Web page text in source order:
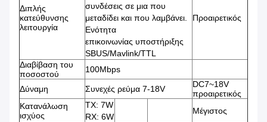
Διπλής
κατεύθυνσης
λειτουργία
συνδέσεις σε μια που
μεταδίδει και που λαμβάνει.
Ενότητα
επικοινωνίας υποστήριξης
SBUS/Mavlink/TTL
Προαιρετικός
Διαβίβαση του
ποσοστού
100Mbps
Δύναμη Συνεχές ρεύμα 7-18V
DC7~18V
προαιρετικός
Κατανάλωση
ισχύος
TX: 7W
RX: 6W
Μέγιστος